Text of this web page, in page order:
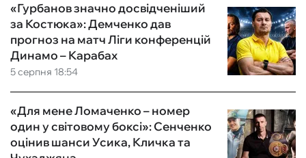
5 серпня 18:54
«Гурбанов значно досвідченіший
за Костюка»: Демченко дав
прогноз на матч Ліги конференцій
Динамо – Карабах
«Для мене Ломаченко – номер
один у світовому боксі»: Сенченко
оцінив шанси Усика, Кличка та